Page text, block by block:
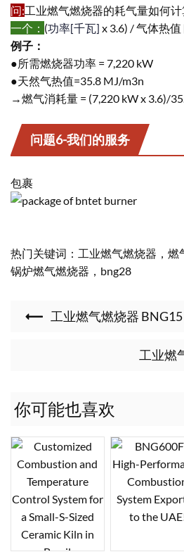
问:工业燃气燃烧器的耗气量如何计
一个： (功率[千瓦] x 3.6) / 气体热值
例子：
●所需燃烧器功率 = 7,220 kW
●天然气热值=35.8 MJ/m3n
→燃气消耗量 = (7,220 kW x 3.6)/
问题6-我们的服务
包裹
热门关键词：工业燃气燃烧器，燃
锅炉燃气燃烧器，bng28
工业燃气燃烧器 BNG15
工业燃
你可能也喜欢